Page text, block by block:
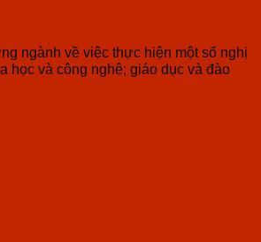
ngành về việc thực hiện một số nghị
học và công nghệ; giáo dục và đào